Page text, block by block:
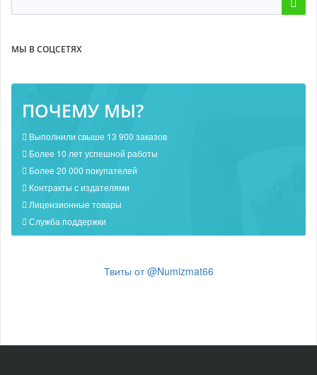
МЫ В СОЦСЕТЯХ
ПОЧЕМУ МЫ?
Выполнили свыше 13 900 заказов
Более 10 лет успешной работы
Более 20 000 покупателей
Контракты с издателями
Лицензионные товары
Служба поддержки
Твиты от @Numizmat66